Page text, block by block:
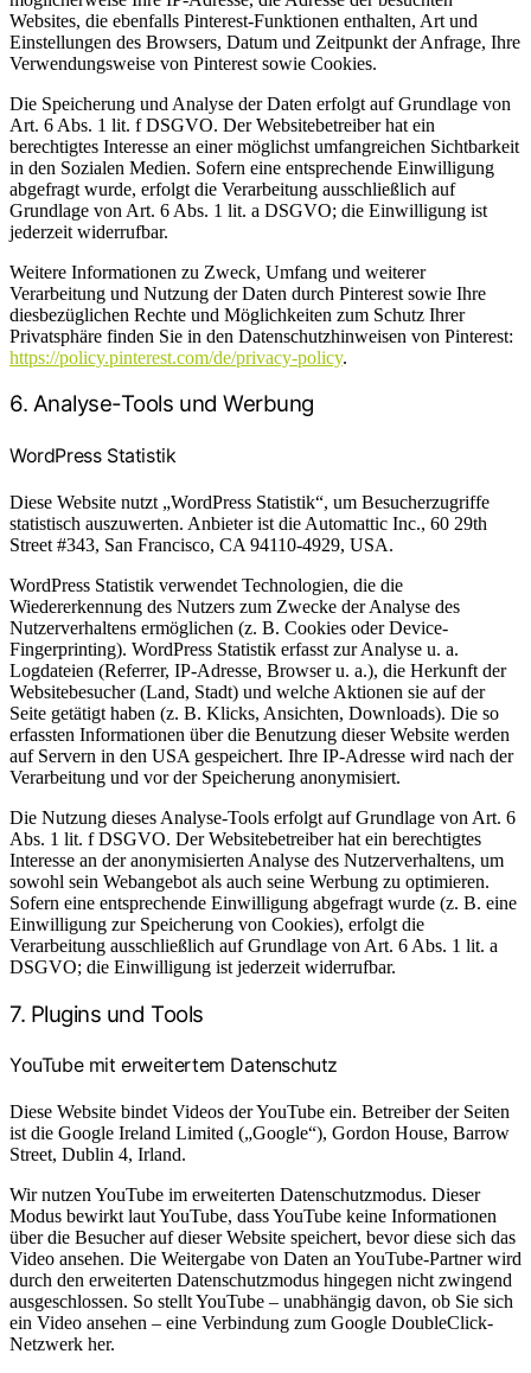
Websites, die ebenfalls Pinterest-Funktionen enthalten, Art und
Einstellungen des Browsers, Datum und Zeitpunkt der Anfrage, Ihre
Verwendungsweise von Pinterest sowie Cookies.
Die Speicherung und Analyse der Daten erfolgt auf Grundlage von
Art. 6 Abs. 1 lit. f DSGVO. Der Websitebetreiber hat ein
berechtigtes Interesse an einer möglichst umfangreichen Sichtbarkeit
in den Sozialen Medien. Sofern eine entsprechende Einwilligung
abgefragt wurde, erfolgt die Verarbeitung ausschließlich auf
Grundlage von Art. 6 Abs. 1 lit. a DSGVO; die Einwilligung ist
jederzeit widerrufbar.
Weitere Informationen zu Zweck, Umfang und weiterer
Verarbeitung und Nutzung der Daten durch Pinterest sowie Ihre
diesbezüglichen Rechte und Möglichkeiten zum Schutz Ihrer
Privatsphäre finden Sie in den Datenschutzhinweisen von Pinterest:
https://policy.pinterest.com/de/privacy-policy.
6. Analyse-Tools und Werbung
WordPress Statistik
Diese Website nutzt „WordPress Statistik“, um Besucherzugriffe
statistisch auszuwerten. Anbieter ist die Automattic Inc., 60 29th
Street #343, San Francisco, CA 94110-4929, USA.
WordPress Statistik verwendet Technologien, die die
Wiedererkennung des Nutzers zum Zwecke der Analyse des
Nutzerverhaltens ermöglichen (z. B. Cookies oder Device-
Fingerprinting). WordPress Statistik erfasst zur Analyse u. a.
Logdateien (Referrer, IP-Adresse, Browser u. a.), die Herkunft der
Websitebesucher (Land, Stadt) und welche Aktionen sie auf der
Seite getätigt haben (z. B. Klicks, Ansichten, Downloads). Die so
erfassten Informationen über die Benutzung dieser Website werden
auf Servern in den USA gespeichert. Ihre IP-Adresse wird nach der
Verarbeitung und vor der Speicherung anonymisiert.
Die Nutzung dieses Analyse-Tools erfolgt auf Grundlage von Art. 6
Abs. 1 lit. f DSGVO. Der Websitebetreiber hat ein berechtigtes
Interesse an der anonymisierten Analyse des Nutzerverhaltens, um
sowohl sein Webangebot als auch seine Werbung zu optimieren.
Sofern eine entsprechende Einwilligung abgefragt wurde (z. B. eine
Einwilligung zur Speicherung von Cookies), erfolgt die
Verarbeitung ausschließlich auf Grundlage von Art. 6 Abs. 1 lit. a
DSGVO; die Einwilligung ist jederzeit widerrufbar.
7. Plugins und Tools
YouTube mit erweitertem Datenschutz
Diese Website bindet Videos der YouTube ein. Betreiber der Seiten
ist die Google Ireland Limited („Google“), Gordon House, Barrow
Street, Dublin 4, Irland.
Wir nutzen YouTube im erweiterten Datenschutzmodus. Dieser
Modus bewirkt laut YouTube, dass YouTube keine Informationen
über die Besucher auf dieser Website speichert, bevor diese sich das
Video ansehen. Die Weitergabe von Daten an YouTube-Partner wird
durch den erweiterten Datenschutzmodus hingegen nicht zwingend
ausgeschlossen. So stellt YouTube – unabhängig davon, ob Sie sich
ein Video ansehen – eine Verbindung zum Google DoubleClick-
Netzwerk her.